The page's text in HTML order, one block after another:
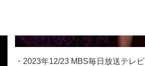
・2023年12/23 MBS毎日放送テレビ